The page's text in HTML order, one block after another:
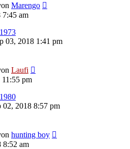
Marengo
7:45 am
03, 2018 1:41 pm
Laufi
11:55 pm
02, 2018 8:57 pm
hunting boy
8:52 am